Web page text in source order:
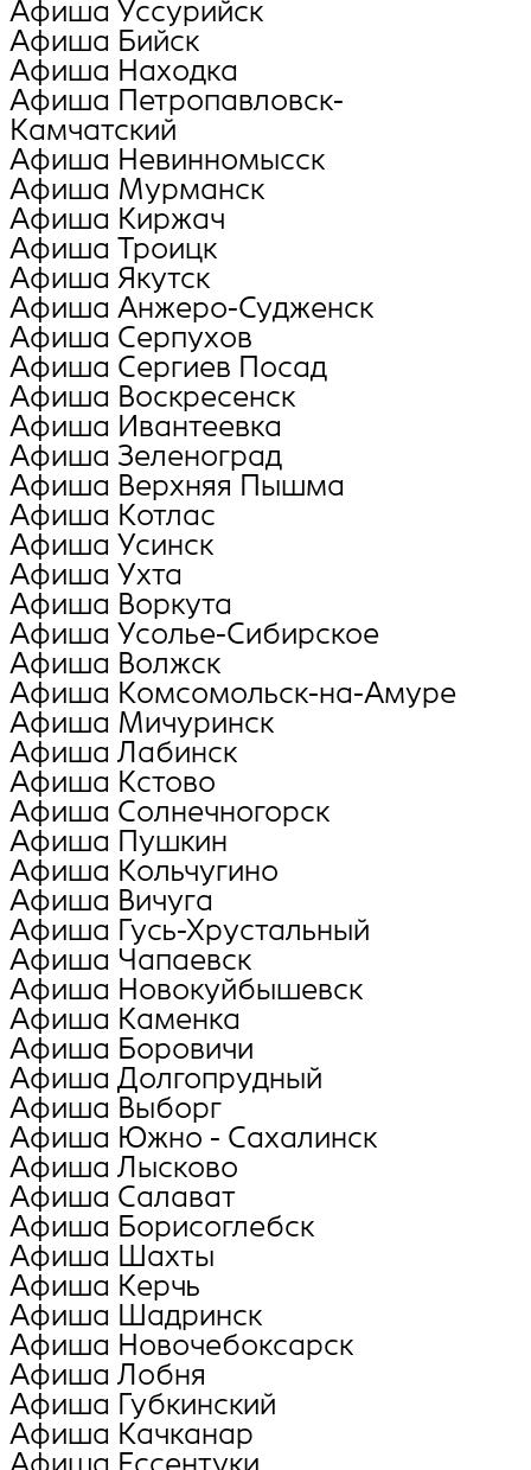
Афиша Уссурийск
Афиша Бийск
Афиша Находка
Афиша Петропавловск-
Камчатский
Афиша Невинномысск
Афиша Мурманск
Афиша Киржач
Афиша Троицк
Афиша Якутск
Афиша Анжеро-Судженск
Афиша Серпухов
Афиша Сергиев Посад
Афиша Воскресенск
Афиша Ивантеевка
Афиша Зеленоград
Афиша Верхняя Пышма
Афиша Котлас
Афиша Усинск
Афиша Ухта
Афиша Воркута
Афиша Усолье-Сибирское
Афиша Волжск
Афиша Комсомольск-на-Амуре
Афиша Мичуринск
Афиша Лабинск
Афиша Кстово
Афиша Солнечногорск
Афиша Пушкин
Афиша Кольчугино
Афиша Вичуга
Афиша Гусь-Хрустальный
Афиша Чапаевск
Афиша Новокуйбышевск
Афиша Каменка
Афиша Боровичи
Афиша Долгопрудный
Афиша Выборг
Афиша Южно - Сахалинск
Афиша Лысково
Афиша Салават
Афиша Борисоглебск
Афиша Шахты
Афиша Керчь
Афиша Шадринск
Афиша Новочебоксарск
Афиша Лобня
Афиша Губкинский
Афиша Качканар